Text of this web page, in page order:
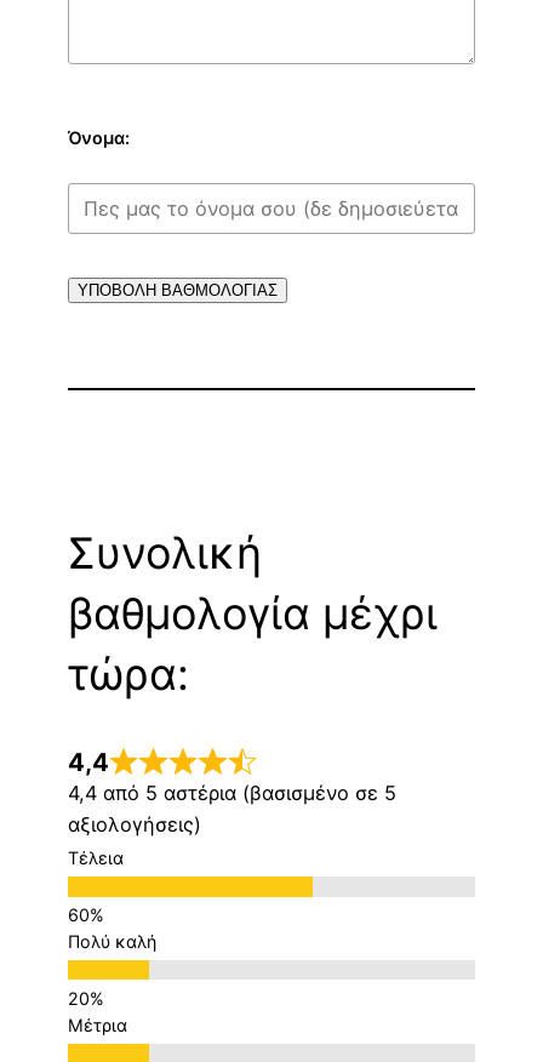
Όνομα:
ΥΠΟΒΟΛΗ ΒΑΘΜΟΛΟΓΙΑΣ
Συνολική
βαθμολογία μέχρι
τώρα:
4,4
4,4 από 5 αστέρια (βασισμένο σε 5
αξιολογήσεις)
Τέλεια
Πολύ καλή
Μέτρια